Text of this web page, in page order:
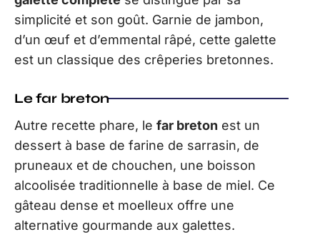
simplicité et son goût. Garnie de jambon,
d’un œuf et d’emmental râpé, cette galette
est un classique des crêperies bretonnes.
Le far breton
Autre recette phare, le far breton est un
dessert à base de farine de sarrasin, de
pruneaux et de chouchen, une boisson
alcoolisée traditionnelle à base de miel. Ce
gâteau dense et moelleux offre une
alternative gourmande aux galettes.